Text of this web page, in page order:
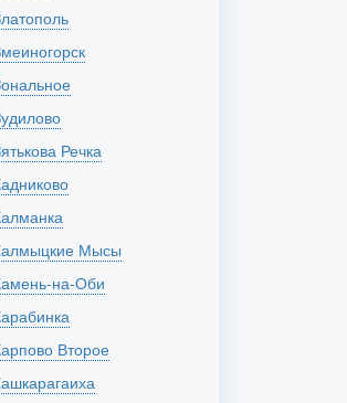
Златополь
Змеиногорск
Зональное
Зудилово
Зятькова Речка
Кадниково
Калманка
Калмыцкие Мысы
Камень-на-Оби
Карабинка
Карпово Второе
Кашкарагаиха